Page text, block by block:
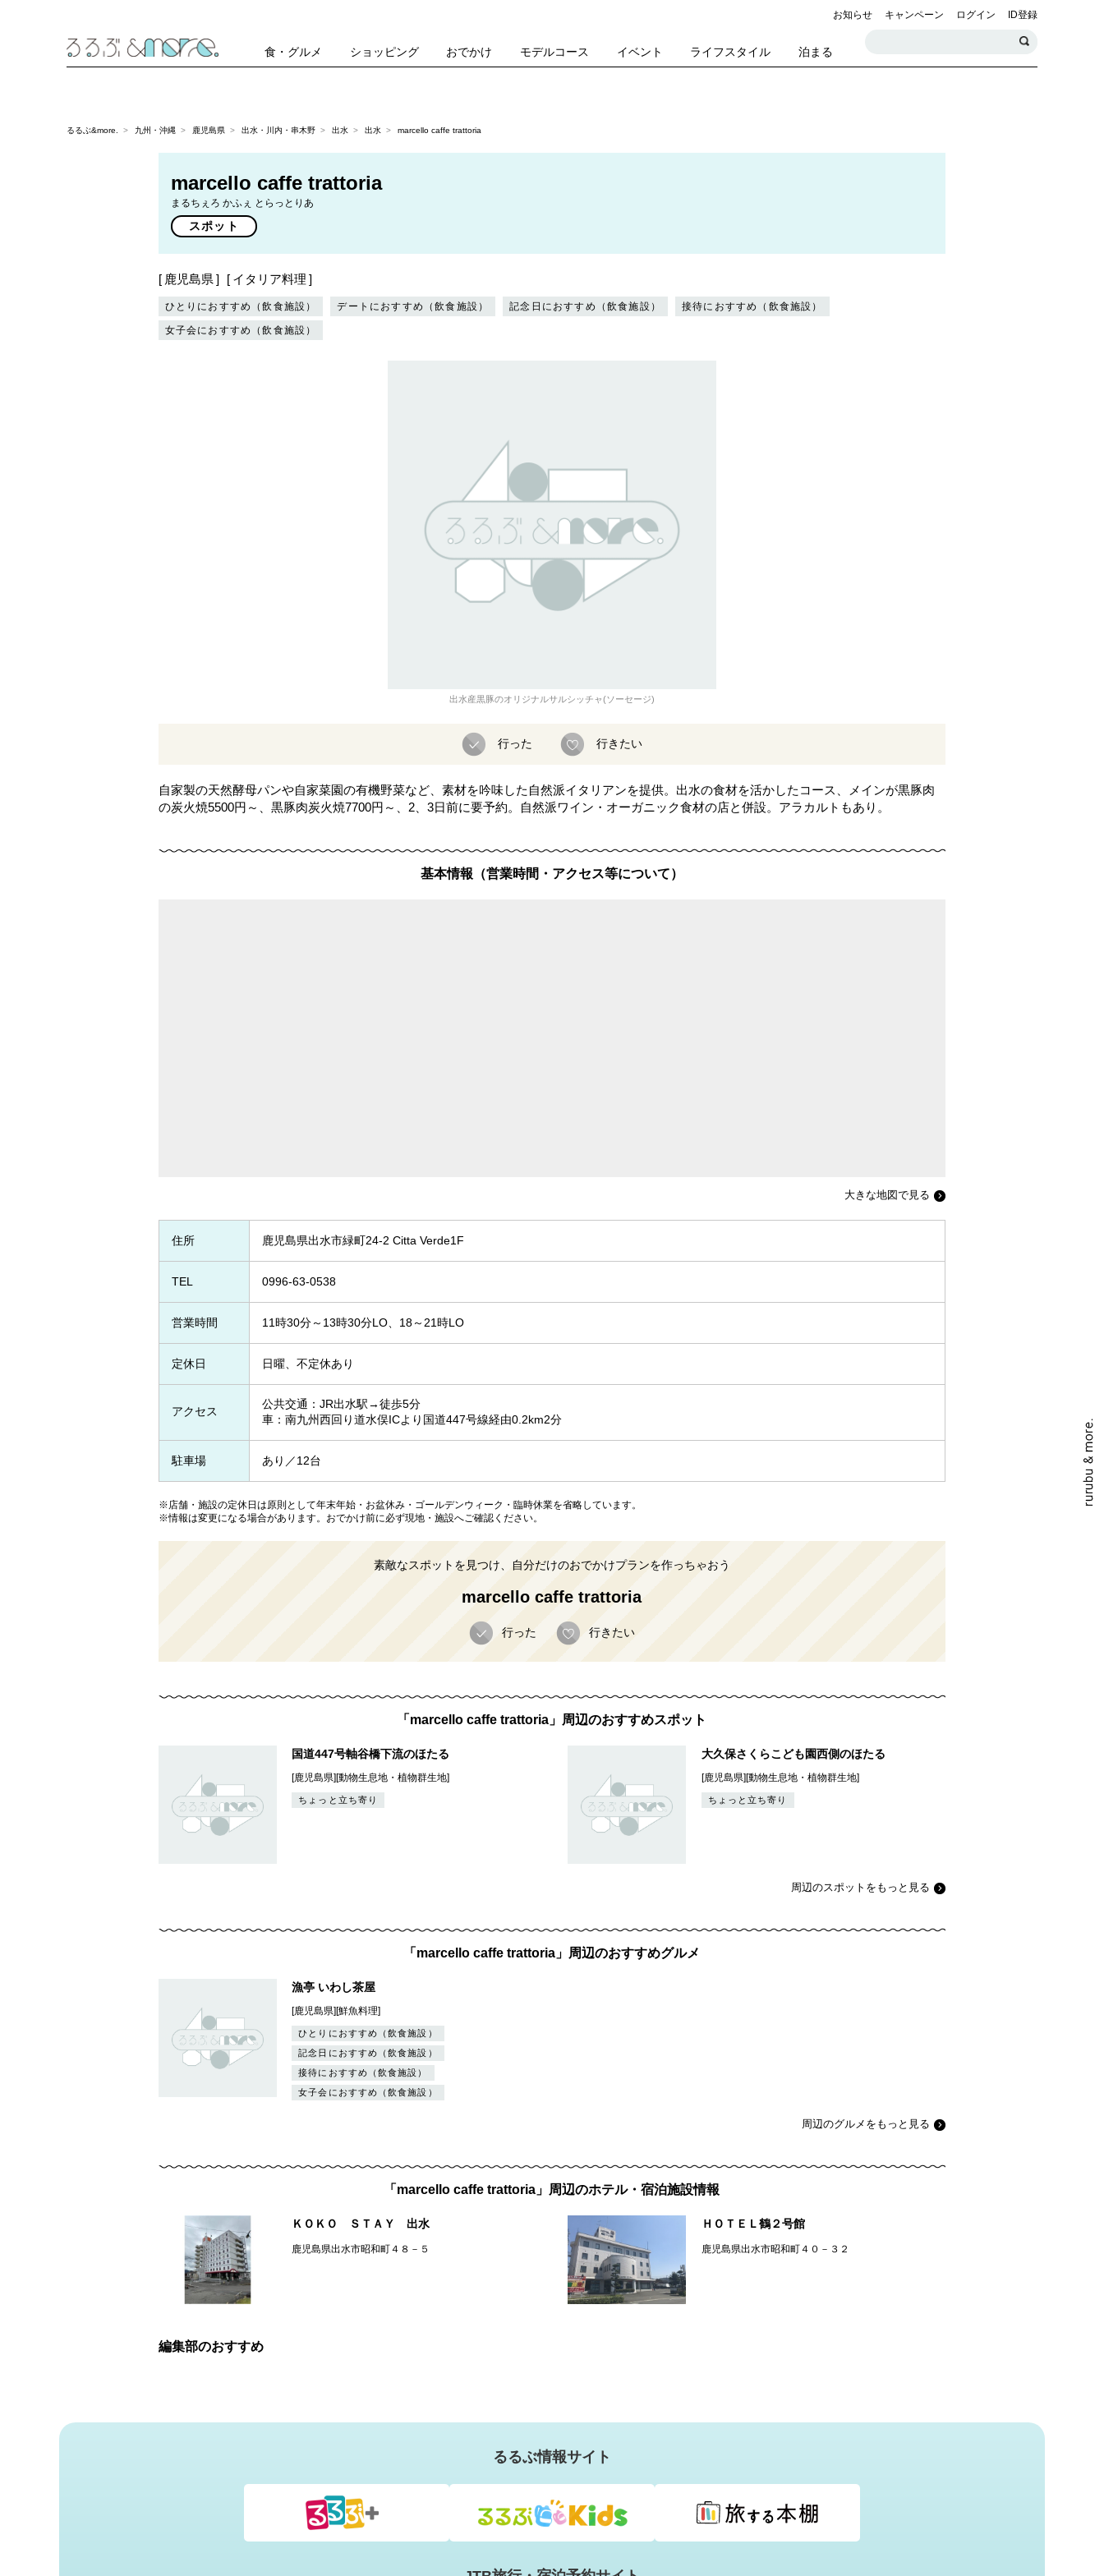
お知らせ キャンペーン ログイン ID登録
食・グルメ ショッピング おでかけ モデルコース イベント ライフスタイル 泊まる
るるぶ&more. 九州・沖縄 鹿児島県 出水・川内・串木野 出水 出水 marcello caffe trattoria
marcello caffe trattoria
まるちぇろ かふぇ とらっとりあ
スポット
鹿児島県 イタリア料理
ひとりにおすすめ（飲食施設） デートにおすすめ（飲食施設） 記念日におすすめ（飲食施設） 接待におすすめ（飲食施設）
女子会におすすめ（飲食施設）
出水産黒豚のオリジナルサルシッチャ(ソーセージ)
行った 行きたい
自家製の天然酵母パンや自家菜園の有機野菜など、素材を吟味した自然派イタリアンを提供。出水の食材を活かしたコース、メインが黒豚肉
の炭火焼5500円～、黒豚肉炭火焼7700円～、2、3日前に要予約。自然派ワイン・オーガニック食材の店と併設。アラカルトもあり。
基本情報（営業時間・アクセス等について）
大きな地図で見る
住所 鹿児島県出水市緑町24-2 Citta Verde1F
TEL 0996-63-0538
営業時間 11時30分～13時30分LO、18～21時LO
定休日 日曜、不定休あり
アクセス
公共交通：JR出水駅→徒歩5分
車：南九州西回り道水俣ICより国道447号線経由0.2km2分
駐車場 あり／12台
※店舗・施設の定休日は原則として年末年始・お盆休み・ゴールデンウィーク・臨時休業を省略しています。
※情報は変更になる場合があります。おでかけ前に必ず現地・施設へご確認ください。
素敵なスポットを見つけ、自分だけのおでかけプランを作っちゃおう
marcello caffe trattoria
行った 行きたい
「marcello caffe trattoria」周辺のおすすめスポット
国道447号軸谷橋下流のほたる
[鹿児島県][動物生息地・植物群生地]
ちょっと立ち寄り
大久保さくらこども園西側のほたる
[鹿児島県][動物生息地・植物群生地]
ちょっと立ち寄り
周辺のスポットをもっと見る
「marcello caffe trattoria」周辺のおすすめグルメ
漁亭 いわし茶屋
[鹿児島県][鮮魚料理]
ひとりにおすすめ（飲食施設）
記念日におすすめ（飲食施設）
接待におすすめ（飲食施設）
女子会におすすめ（飲食施設）
周辺のグルメをもっと見る
「marcello caffe trattoria」周辺のホテル・宿泊施設情報
ＫＯＫＯ ＳＴＡＹ 出水
鹿児島県出水市昭和町４８－５
ＨＯＴＥＬ鶴２号館
鹿児島県出水市昭和町４０－３２
編集部のおすすめ
るるぶ情報サイト